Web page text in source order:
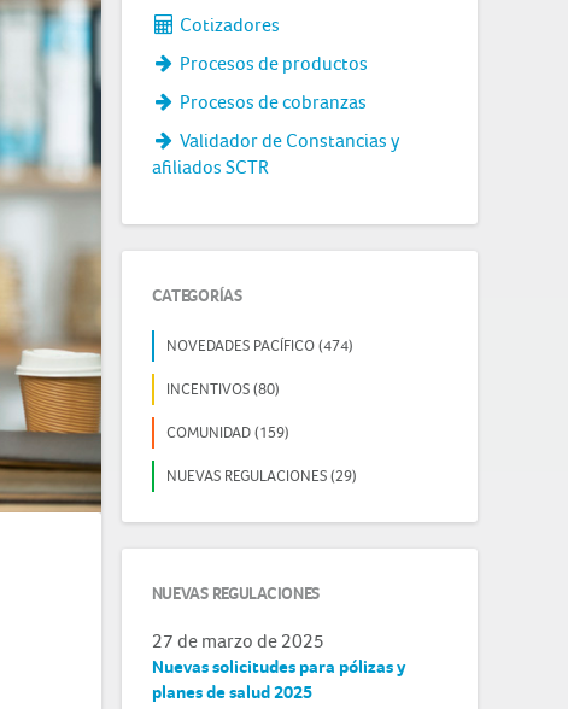
Cotizadores
Procesos de productos
Procesos de cobranzas
Validador de Constancias y
afiliados SCTR
CATEGORÍAS
NOVEDADES PACÍFICO (474)
INCENTIVOS (80)
COMUNIDAD (159)
NUEVAS REGULACIONES (29)
NUEVAS REGULACIONES
27 de marzo de 2025
Nuevas solicitudes para pólizas y
planes de salud 2025